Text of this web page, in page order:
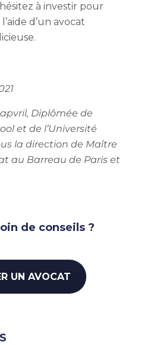
à investir pour
d’un avocat
Diplômée de
et de l’Université
la direction de Maître
au Barreau de Paris et
de conseils ?
UN AVOCAT